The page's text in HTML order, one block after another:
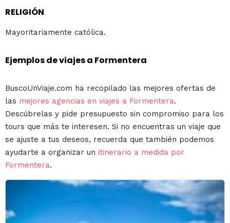
RELIGIÓN
Mayoritariamente católica.
Ejemplos de viajes a Formentera
BuscoUnViaje.com ha recopilado las mejores ofertas de
las mejores agencias en viajes a Formentera.
Descúbrelas y pide presupuesto sin compromiso para los
tours que más te interesen. Si no encuentras un viaje que
se ajuste a tus deseos, recuerda que también podemos
ayudarte a organizar un itinerario a medida por
Formentera.